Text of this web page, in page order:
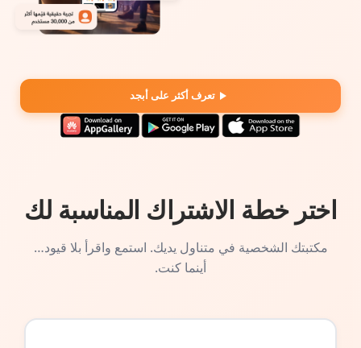
تعرف أكثر على أبجد
اختر خطة الاشتراك المناسبة لك
مكتبتك الشخصية في متناول يديك. استمع واقرأ بلا قيود…
أينما كنت.